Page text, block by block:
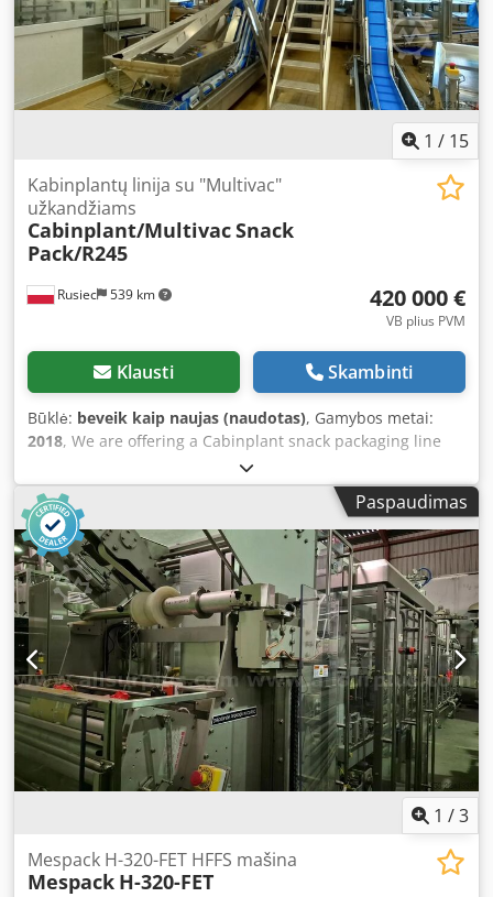
1 / 15
Rusiec 539 km
Kabinplantų linija su "Multivac"
užkandžiams
Cabinplant/MultivacSnack
Pack/R245
420 000 €
VB plius PVM
Klausti Skambinti
Būklė: beveik kaip naujas (naudotas), Gamybos metai:
2018, We are offering a Cabinplant snack packaging line
manufactured in 2018, which includes: - Single-lane
elevator - Triple-lane elevator - 24-head multihead weigher
with 1L hopper - 32-head multihead weigher with 1L
hopper - KEN Hygiene System EWD 50 (Cleaning station for
weigher accessories) - Platform with stairs - Distribution
tool – 2 units Dedpfxopxm Uge Af Eeck - Multivac R245
Type ASE 500, gas, vacuum, without vacuum pump The set
was only used during equipment testing, operating for
approx. 100 hours. The line was dismantled by the official
service teams of Cabinplant and Multivac.
Paspaudimas
1 /3
Mespack H-320-FET HFFS mašina
Mespack H-320-FET